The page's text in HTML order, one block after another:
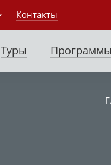
Контакты
Туры Программы